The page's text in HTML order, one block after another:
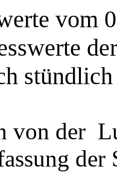
vom
von der
der